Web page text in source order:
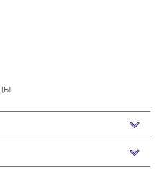
7 лет, 8 лет, 9 лет